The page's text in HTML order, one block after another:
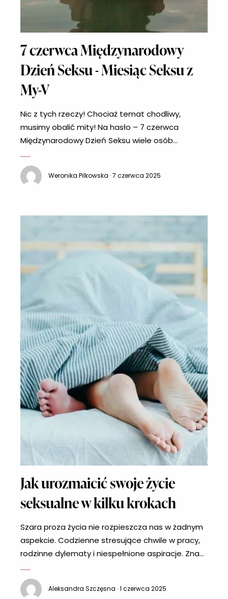
7 czerwca Międzynarodowy
Dzień Seksu - Miesiąc Seksu z
My-V
Nic z tych rzeczy! Chociaż temat chodliwy,
musimy obalić mity! Na hasło – 7 czerwca
Międzynarodowy Dzień Seksu wiele osób
przechodzą ciarki. Można słyszeć głosy, że 7
czerwca powinien być wolny od pracy w celach
prokreacyjnych. Uwaga! Pewnie zawiedziemy
Weronika Pilkowska · 7 czerwca 2025
Jak urozmaicić swoje życie
seksualne w kilku krokach
Szara proza życia nie rozpieszcza nas w żadnym
aspekcie. Codzienne stresujące chwile w pracy,
rodzinne dylematy i niespełnione aspiracje. Znasz
może wkraść się nuda. Co zrobić, aby urozmaicić
te erotyczne chwile? Są na szczęście na to
Aleksandra Szczęsna · 1 czerwca 2025